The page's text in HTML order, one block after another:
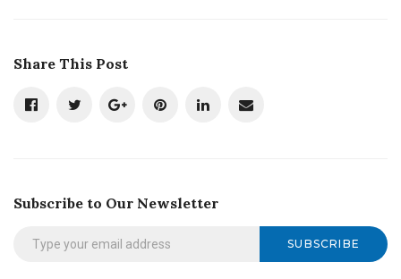
Share This Post
Subscribe to Our Newsletter
SUBSCRIBE